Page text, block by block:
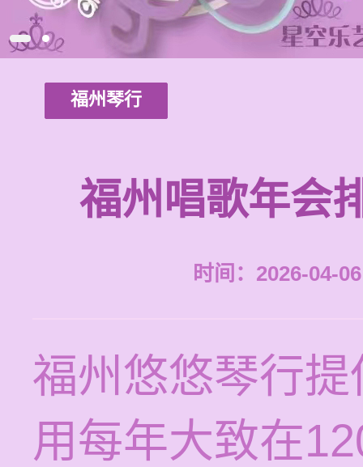
福州琴行
福州唱歌年会
时间：2026-04-
福州悠悠琴行
用每年大致在